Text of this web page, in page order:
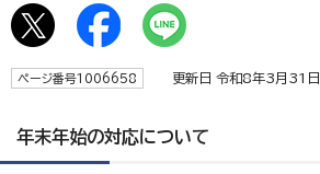
ページ番号1006658 更新日 令和8年3月31日
年末年始の対応について